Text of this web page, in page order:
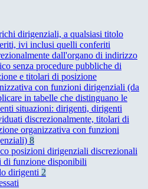
dirigenziali, a qualsiasi titolo
ivi inclusi quelli conferiti
dall'organo di indirizzo
senza procedure pubbliche di
e titolari di posizione
con funzioni dirigenziali (da
in tabelle che distinguano le
situazioni: dirigenti, dirigenti
discrezionalmente, titolari di
organizzativa con funzioni
8
posizioni dirigenziali discrezionali
di funzione disponibili
dirigenti 2